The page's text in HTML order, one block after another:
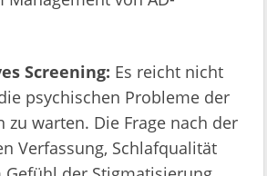
Screening: Es reicht nicht
psychischen Probleme der
zu warten. Die Frage nach der
Verfassung, Schlafqualität